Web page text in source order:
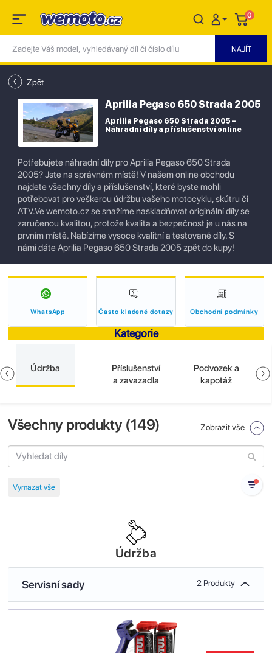
0
Zpět
Aprilia Pegaso 650 Strada 2005
Aprilia Pegaso 650 Strada 2005 –
Náhradní díly a příslušenství online
Potřebujete náhradní díly pro Aprilia Pegaso 650 Strada
2005? Jste na správném místě! V našem online obchodu
najdete všechny díly a příslušenství, které byste mohli
potřebovat pro veškerou údržbu vašeho motocyklu, skútru či
ATV.Ve wemoto.cz se snažíme naskladňovat originální díly se
zaručenou kvalitou, protože kvalita a bezpečnost je u nás na
prvním místě. Nabízíme vysoce kvalitní a testované díly. S
námi dáte Aprilia Pegaso 650 Strada 2005 zpět do kupy!
WhatsApp Často kladené dotazy Obchodní podmínky
Kategorie
Údržba
Příslušenství
a zavazadla
Podvozek a
kapotáž
Všechny produkty (149) Zobrazit vše
Údržba
Servisní sady 2 Produkty